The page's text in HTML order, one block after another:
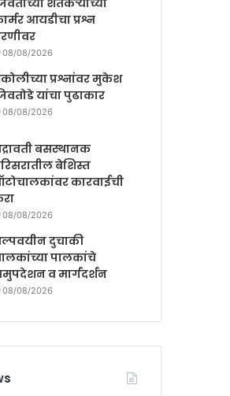
शेतकऱ्यांच्या
आयडीचा प्रश्न
08/08/2026
प्रश्नांवर मुकेश
यांचा पुढाकार
08/08/2026
बसस्थानक
बेशिस्त
कारवाईची
08/08/2026
दुचाकी
पालकांचे
व मार्गदर्शन
08/08/2026